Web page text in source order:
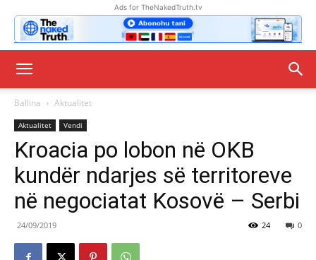
Ads for TheNakedTruth.tv
Ballina Aktualitet
Aktualitet Vendi
Kroacia po lobon në OKB
kundër ndarjes së territoreve
në negociatat Kosovë – Serbi
24/09/2019 0
24